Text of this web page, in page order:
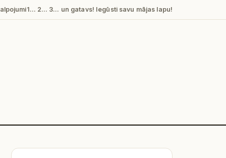
1… 2… 3… un gatavs! Iegūsti savu mājas lapu!